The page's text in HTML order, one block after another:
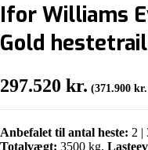
Ifor Williams
Gold
297.520 kr. (371.900 kr.
Anbefalet til antal heste: 2 |
Totalvægt: 3500 kg.